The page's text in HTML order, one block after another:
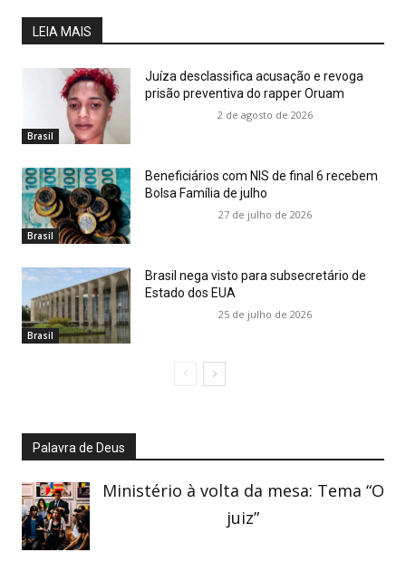
LEIA MAIS
Brasil
Juíza desclassifica acusação e revoga
prisão preventiva do rapper Oruam
2 de agosto de 2026
Brasil
Beneficiários com NIS de final 6 recebem
Bolsa Família de julho
27 de julho de 2026
Brasil
Brasil nega visto para subsecretário de
Estado dos EUA
25 de julho de 2026
Palavra de Deus
Ministério à volta da mesa: Tema “O
juiz”